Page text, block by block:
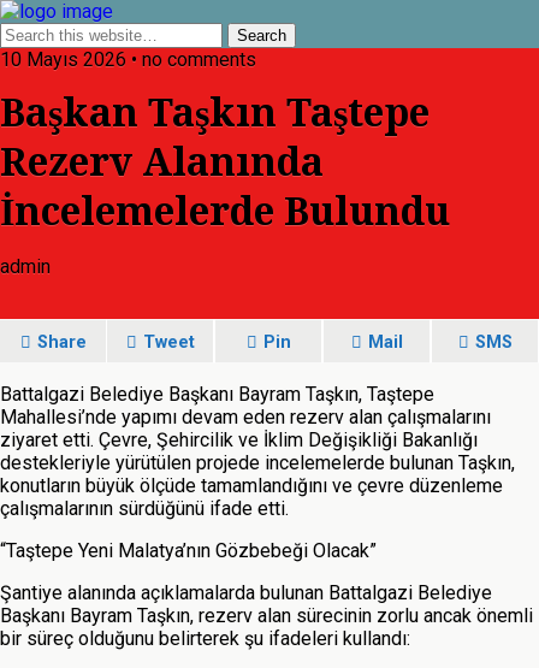
10 Mayıs 2026 • no comments
Başkan Taşkın Taştepe
Rezerv Alanında
İncelemelerde Bulundu
admin
Share Tweet Pin Mail SMS
Battalgazi Belediye Başkanı Bayram Taşkın, Taştepe
Mahallesi’nde yapımı devam eden rezerv alan çalışmalarını
ziyaret etti. Çevre, Şehircilik ve İklim Değişikliği Bakanlığı
destekleriyle yürütülen projede incelemelerde bulunan Taşkın,
konutların büyük ölçüde tamamlandığını ve çevre düzenleme
çalışmalarının sürdüğünü ifade etti.
“Taştepe Yeni Malatya’nın Gözbebeği Olacak”
Şantiye alanında açıklamalarda bulunan Battalgazi Belediye
Başkanı Bayram Taşkın, rezerv alan sürecinin zorlu ancak önemli
bir süreç olduğunu belirterek şu ifadeleri kullandı: